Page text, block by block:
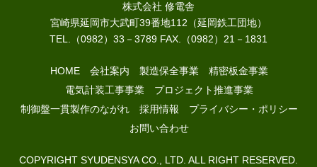
株式会社 修電舎
宮崎県延岡市大武町39番地112（延岡鉄工団地）
TEL.（0982）33－3789 FAX.（0982）21－1831
HOME 会社案内 製造保全事業
精密板金事業
電気計装工事事業
プロジェクト推進事業
制御盤一貫製作のながれ
採用情報
プライバシー・ポリシー
お問い合わせ
COPYRIGHT SYUDENSYA CO., LTD. ALL RIGHT RESERVED.